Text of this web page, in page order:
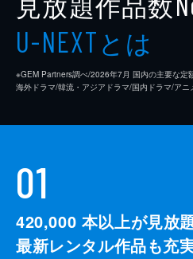
U-NEXTとは
※GEM Partners調べ/2026年7⽉ 国内の主要な定
海外ドラマ/韓流・アジアドラマ/国内ドラマ/アニ
01
420,000 本以上が見放
最新レンタル作品も充実